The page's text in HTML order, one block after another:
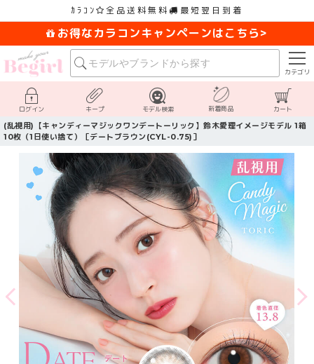
ｶﾗｺﾝ 全品送料無料 最短翌日到着
お得なカラコンキャンペーンはこちら>
カテゴリ
ログイン キープ モデル検索 新着商品 カート
(乱視用)【キャンディーマジックワンデートーリック】鈴木愛理イメージモデル 1箱
10枚（1日使い捨て）［デートブラウン(CYL-0.75)］